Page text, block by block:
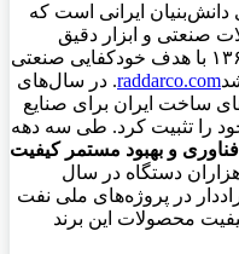
ایرانی است که
صنعتی و ابزار دقیق
فعالیت می‌کند. این شرکت در سال ۱۳۶۹ با هدف خودکفایی صنعتی
raddarco.com. در سال‌های
ساخت ایران برای صنایع
را تثبیت کرد. طی سه دهه
و بهبود مستمر کیفیت
دستگاه در سال
در پروژه‌های ملی نفت
محصولات این برند